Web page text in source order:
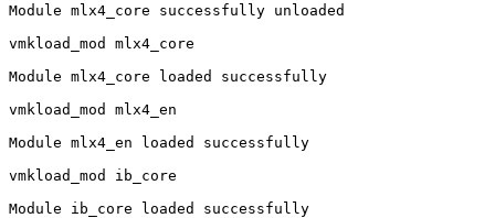
Module mlx4_core successfully unloaded
vmkload_mod mlx4_core
Module mlx4_core loaded successfully
vmkload_mod mlx4_en
Module mlx4_en loaded successfully
vmkload_mod ib_core
Module ib_core loaded successfully